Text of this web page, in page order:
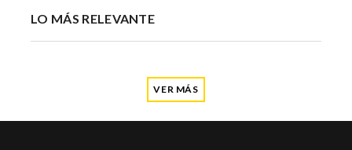
LO MÁS RELEVANTE
VER MÁS